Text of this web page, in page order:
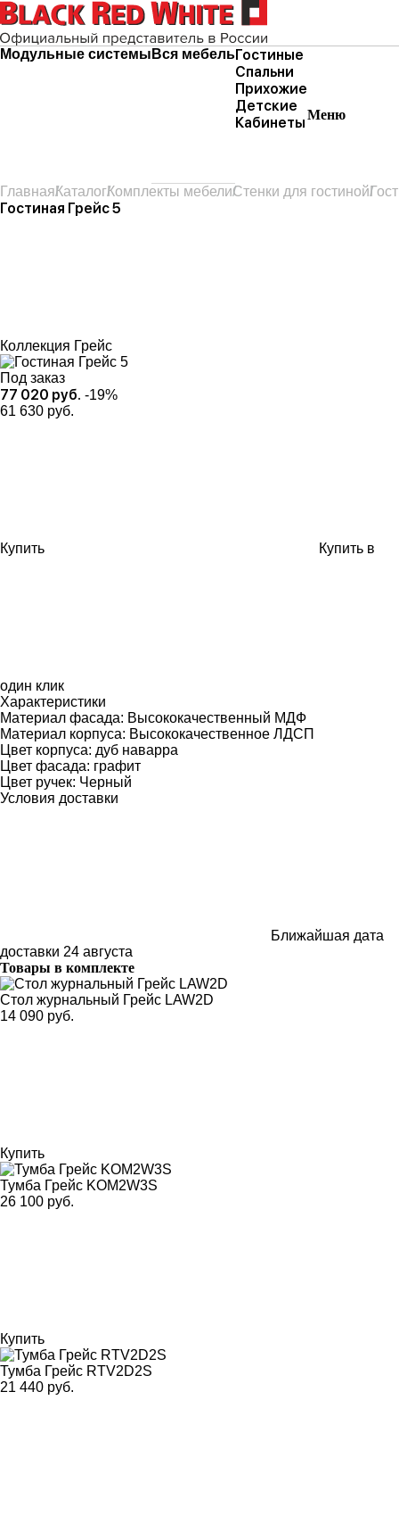
Модульные системы Вся мебельГостиные
Спальни
Прихожие
Детские
КабинетыМеню
ГлавнаяКаталогКомплекты мебелиСтенки для гостиной
Гостиная Грейс 5
Коллекция Грейс
Под заказ
77 020 руб. -19%
61 630 руб.
Купить Купить в
один клик
Характеристики
Материал фасада: Высококачественный МДФ
Материал корпуса: Высококачественное ЛДСП
Цвет корпуса: дуб наварра
Цвет фасада: графит
Цвет ручек: Черный
Условия доставки
Ближайшая дата
доставки 24 августа
Товары в комплекте
Стол журнальный Грейс LAW2D
14 090 руб.
Купить
Тумба Грейс KOM2W3S
26 100 руб.
Купить
Тумба Грейс RTV2D2S
21 440 руб.